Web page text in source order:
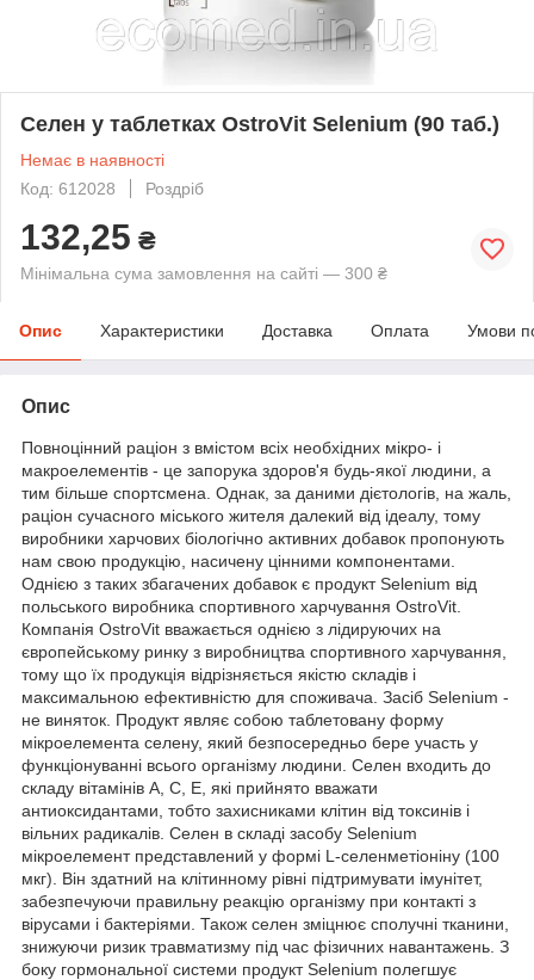
Селен у таблетках OstroVit Selenium (90 таб.)
Немає в наявності
Код: 612028
Роздріб
132,25 ₴
Мінімальна сума замовлення на сайті — 300 ₴
Опис Характеристики Доставка Оплата Умови
Опис
Повноцінний раціон з вмістом всіх необхідних мікро- і
макроелементів - це запорука здоров'я будь-якої людини, а
тим більше спортсмена. Однак, за даними дієтологів, на жаль,
раціон сучасного міського жителя далекий від ідеалу, тому
виробники харчових біологічно активних добавок пропонують
нам свою продукцію, насичену цінними компонентами.
Однією з таких збагачених добавок є продукт Selenium від
польського виробника спортивного харчування OstroVit.
Компанія OstroVit вважається однією з лідируючих на
європейському ринку з виробництва спортивного харчування,
тому що їх продукція відрізняється якістю складів і
максимальною ефективністю для споживача. Засіб Selenium -
не виняток. Продукт являє собою таблетовану форму
мікроелемента селену, який безпосередньо бере участь у
функціонуванні всього організму людини. Селен входить до
складу вітамінів А, С, Е, які прийнято вважати
антиоксидантами, тобто захисниками клітин від токсинів і
вільних радикалів. Селен в складі засобу Selenium
мікроелемент представлений у формі L-селенметіоніну (100
мкг). Він здатний на клітинному рівні підтримувати імунітет,
забезпечуючи правильну реакцію організму при контакті з
вірусами і бактеріями. Також селен зміцнює сполучні тканини,
знижуючи ризик травматизму під час фізичних навантажень. З
боку гормональної системи продукт Selenium полегшує